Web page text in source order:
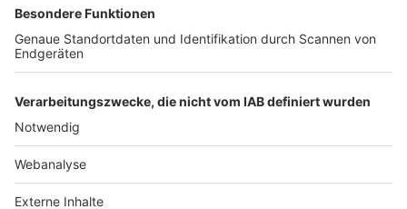
Nutzungsbedingungen Datenschutz Impressum